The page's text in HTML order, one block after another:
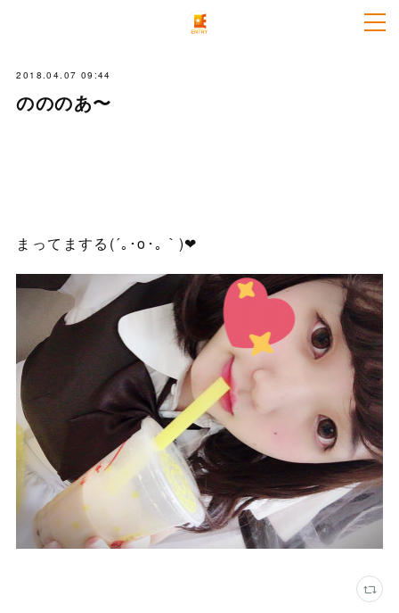
2018.04.07 09:44
のののあ〜
まってまする(´｡･o･｡｀)❤︎